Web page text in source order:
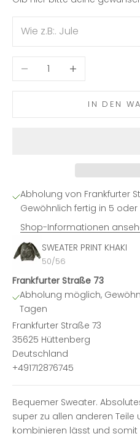
Anzahl verringernAnzahl erhöhen
IN DEN
Abholung von Frankfurter
Gewöhnlich fertig in 5
Shop-Informationen
SWEATER PRINT KHAKI
50/56
Frankfurter Straße 73
Abholung möglich,
Tagen
Frankfurter Straße 73
35625 Hüttenberg
Deutschland
+491712876745
Bequemer Sweater.
super zu allen anderen Teile
kombinieren lässt und somit